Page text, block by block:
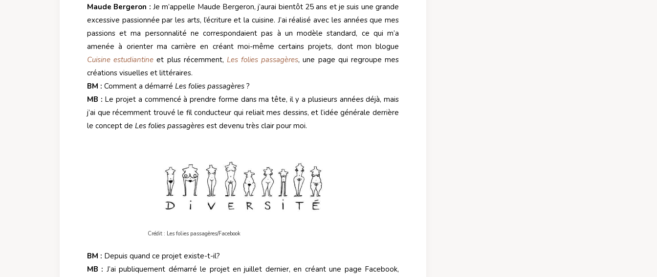
Maude Bergeron : Je m’appelle Maude Bergeron, j’aurai bientôt 25 ans et je suis une grande
excessive passionnée par les arts, l’écriture et la cuisine. J’ai réalisé avec les années que mes
passions et ma personnalité ne correspondaient pas à un modèle standard, ce qui m’a
amenée à orienter ma carrière en créant moi-même certains projets, dont mon blogue
Cuisine estudiantine et plus récemment, Les folies passagères, une page qui regroupe mes
créations visuelles et littéraires.
BM : Comment a démarré Les folies passagères ?
MB : Le projet a commencé à prendre forme dans ma tête, il y a plusieurs années déjà, mais
j’ai que récemment trouvé le fil conducteur qui reliait mes dessins, et l’idée générale derrière
le concept de Les folies passagères est devenu très clair pour moi.
Crédit : Les folies passagères/Facebook
BM : Depuis quand ce projet existe-t-il?
MB : J’ai publiquement démarré le projet en juillet dernier, en créant une page Facebook,